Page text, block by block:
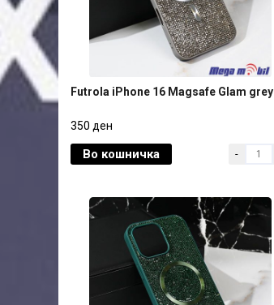
Futrola iPhone 16 Magsafe Glam grey
350 ден
Futrola iPhone 16 Magsafe Glam grey
350 ден
Во кошничка -